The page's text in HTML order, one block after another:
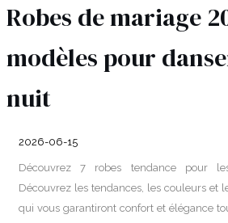
Robes de mariage
modèles pour
nuit
2026-06-15
Découvrez 7 robes tendance pour
Découvrez les tendances, les couleurs et
qui vous garantiront confort et élégance